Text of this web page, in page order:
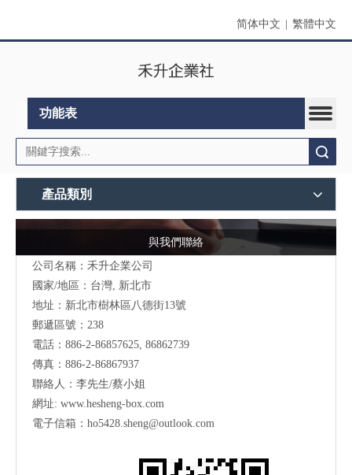
简体中文 繁體中文
功能表
產品類別
與我們聯絡
公司名稱：禾升企業公司
國家/地區：台灣, 新北市
地址：新北市樹林區八德街13號
郵遞區號：238
電話：886-2-86857625, 86862739
傳真：886-2-86867937
聯絡人：李先生/蔡小姐
網址: www.hesheng-box.com
電子信箱：ho5428.sheng@outlook.com